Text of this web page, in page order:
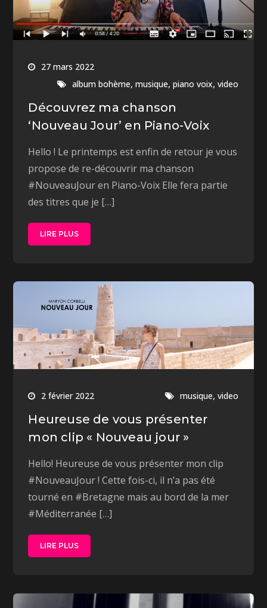
27 mars 2022
album bohème,musique,piano voix,video
Découvrez ma chanson
‘Nouveau Jour’ en Piano-Voix
Hello ! Le printemps est enfin de retour je vous
propose de re-découvrir ma chanson
#NouveauJour en Piano-Voix Elle fera partie
des titres que je […]
LIRE PLUS
2 février 2022 musique,video
Heureuse de vous présenter
mon clip « Nouveau jour »
Hello! Heureuse de vous présenter mon clip
#NouveauJour ! Cette fois-ci, il n’a pas été
tourné en #Bretagne mais au bord de la mer
#Méditerranée […]
LIRE PLUS